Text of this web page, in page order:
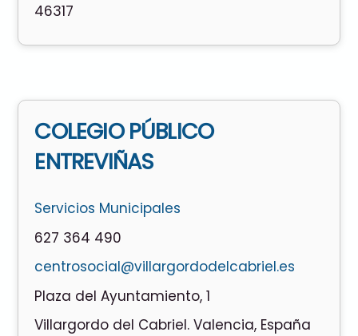
46317
COLEGIO PÚBLICO
ENTREVIÑAS
Servicios Municipales
627 364 490
centrosocial@villargordodelcabriel.es
Plaza del Ayuntamiento, 1
Villargordo del Cabriel. Valencia, España